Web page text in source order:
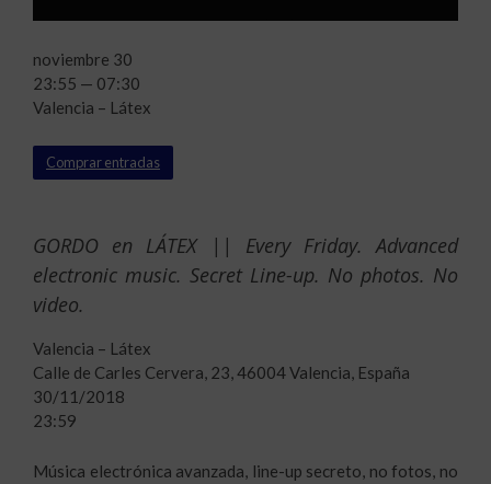
GORDO en LÁTEX || Every Friday. Advanced
electronic music. Secret Line-up. No photos. No
video.
Valencia – Látex
Calle de Carles Cervera, 23, 46004 Valencia, España
30/11/2018
23:59
Música electrónica avanzada, line-up secreto, no fotos, no
noviembre 30
23:55 — 07:30
Valencia – Látex
Comprar entradas